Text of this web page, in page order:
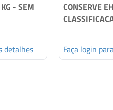
- SEM
detalhes
CONSERVE
Faça login